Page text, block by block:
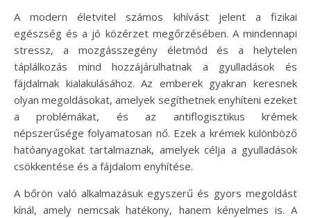
A modern életvitel számos kihívást jelent a fizikai
egészség és a jó közérzet megőrzésében. A mindennapi
stressz, a mozgásszegény életmód és a helytelen
táplálkozás mind hozzájárulhatnak a gyulladások és
fájdalmak kialakulásához. Az emberek gyakran keresnek
olyan megoldásokat, amelyek segíthetnek enyhíteni ezeket
a problémákat, és az antiflogisztikus krémek
népszerűsége folyamatosan nő. Ezek a krémek különböző
hatóanyagokat tartalmaznak, amelyek célja a gyulladások
csökkentése és a fájdalom enyhítése.
A bőrön való alkalmazásuk egyszerű és gyors megoldást
kínál, amely nemcsak hatékony, hanem kényelmes is. A